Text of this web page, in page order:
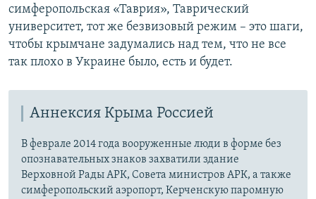
симферопольская «Таврия», Таврический
университет, тот же безвизовый режим – это шаги,
чтобы крымчане задумались над тем, что не все
так плохо в Украине было, есть и будет.
Аннексия Крыма Россией
В феврале 2014 года вооруженные люди в форме без
опознавательных знаков захватили здание
Верховной Рады АРК, Совета министров АРК, а также
симферопольский аэропорт, Керченскую паромную